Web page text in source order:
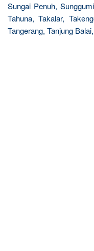
Sungai Penuh,
Tahuna, Takalar,
Tangerang, Tanjung